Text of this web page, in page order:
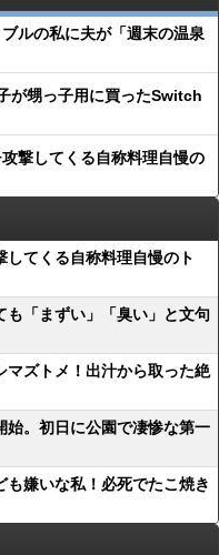
ルの私に夫が「週末の温泉
が甥っ子用に買ったSwitch
撃してくる自称料理自慢の
してくる自称料理自慢のト
も「まずい」「臭い」と文句
マズトメ！出汁から取った絶
始。初日に公園で凄惨な第一
嫌いな私！必死でたこ焼き